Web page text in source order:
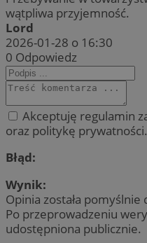
wątpliwa przyjemność.
Lord
2026-01-28 o 16:30
0 Odpowiedz
Akceptuję regulamin
oraz politykę prywatności.
Błąd:
Wynik:
Opinia została pomyślnie
Po przeprowadzeniu
udostępniona publicznie.